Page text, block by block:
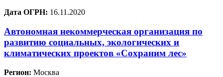
Дата ОГРН: 16.11.2020
Автономная некоммерческая организация по
развитию социальных, экологических и
климатических проектов «Сохраним лес»
Регион: Москва